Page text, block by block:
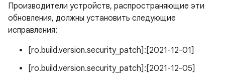
Производители устройств, распространяющие эти
обновления, должны установить следующие
исправления:
[ro.build.version.security_patch]:[2021-12-01]
[ro.build.version.security_patch]:[2021-12-05]